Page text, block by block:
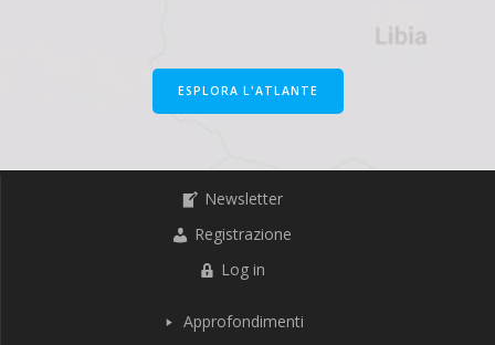
ESPLORA L'ATLANTE
Newsletter
Registrazione
Log in
Approfondimenti